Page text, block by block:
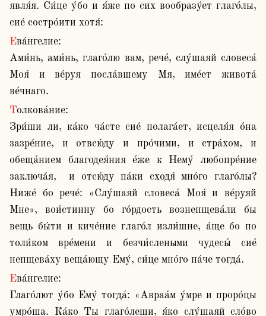
явля́я. Си́це у́бо и я́же по сих вообразу́ет глаго́лы,
сие́ состро́ити хотя́:
Ева́нгелие:
Ами́нь, ами́нь, глаго́лю вам, рече́, слу́шаяй словеса́
Моя́ и ве́руя посла́вшему Мя, име́ет живота́
ве́чнаго.
Толкова́ние:
Зри́ши ли, ка́ко ча́сте сие́ полага́ет, исцеля́я о́на
зазре́ние, и отвсю́ду и про́чими, и стра́хом, и
обеща́нием благодея́ния е́же к Нему́ любопре́ние
заключа́я,  и отсю́ду па́ки сходя́ мно́го глаго́лы?
Ниже́ бо рече́: «Слу́шаяй словеса́ Моя́ и ве́руяй
Мне», вои́стинну бо го́рдость вознепщева́ли бы
вещь бы́ти и киче́ние глаго́л изли́шне, а́ще бо по
толи́ком вре́мени и безчи́слеными чудесы́ сие́
непщева́ху веща́ющу Ему́, си́це мно́го па́че тогда́.
Ева́нгелие:
Глаго́лют у́бо Ему́ тогда́: «Авраа́м у́мре и проро́цы
умро́ша. Ка́ко Ты глаго́леши, я́ко слу́шаяй сло́во